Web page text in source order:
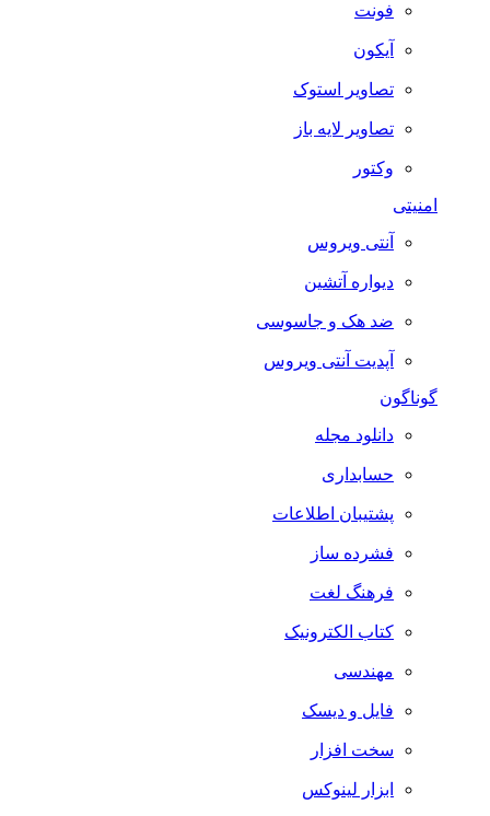
فونت
آیکون
تصاویر استوک
تصاویر لایه باز
وکتور
آنتی ویروس
دیواره آتشین
ضد هک و جاسوسی
آپدیت آنتی ویروس
گوناگون
دانلود مجله
حسابداری
پشتیبان اطلاعات
فشرده ساز
فرهنگ لغت
کتاب الکترونیک
مهندسی
فایل و دیسک
سخت افزار
ابزار لینوکس